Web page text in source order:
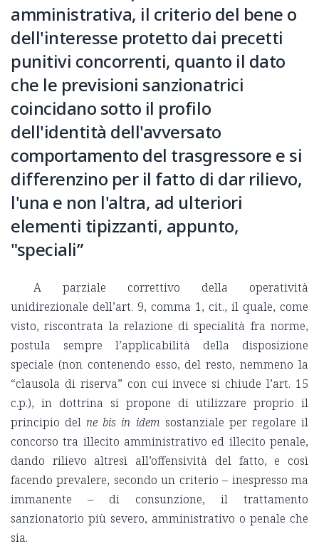
amministrativa, il criterio del bene o
dell'interesse protetto dai precetti
punitivi concorrenti, quanto il dato
che le previsioni sanzionatrici
coincidano sotto il profilo
dell'identità dell'avversato
comportamento del trasgressore e si
differenzino per il fatto di dar rilievo,
l'una e non l'altra, ad ulteriori
elementi tipizzanti, appunto,
"speciali”
A parziale correttivo della operatività
unidirezionale dell’art. 9, comma 1, cit., il quale, come
visto, riscontrata la relazione di specialità fra norme,
postula sempre l’applicabilità della disposizione
speciale (non contenendo esso, del resto, nemmeno la
“clausola di riserva” con cui invece si chiude l’art. 15
c.p.), in dottrina si propone di utilizzare proprio il
principio delne bis in idem sostanziale per regolare il
concorso tra illecito amministrativo ed illecito penale,
dando rilievo altresì all’offensività del fatto, e così
facendo prevalere, secondo un criterio – inespresso ma
immanente – di consunzione, il trattamento
sanzionatorio più severo, amministrativo o penale che
sia.